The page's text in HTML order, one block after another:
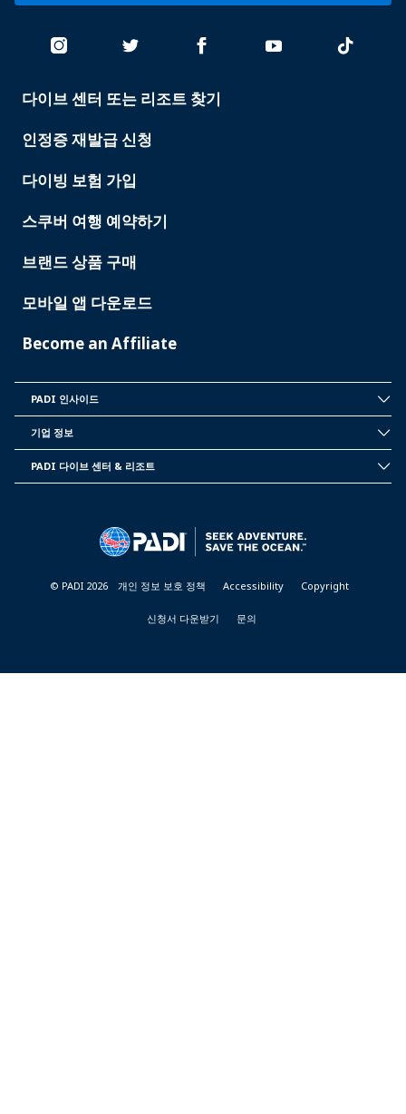
PADI
다이브 센터 또는 리조트 찾기
인정증 재발급 신청
다이빙 보험 가입
스쿠버 여행 예약하기
브랜드 상품 구매
모바일 앱 다운로드
Become an Affiliate
PADI
PADI 인사이드
INFORMATION
기업 정보
PADI 다이브 센터 & 리조트
© PADI 2026 개인 정보 보호 정책 Accessibility Copyright
신청서 다운받기 문의